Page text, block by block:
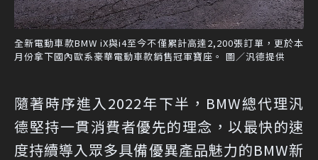
全新電動車款BMW iX與i4至今不僅累計高達2,200張訂單，更於本
月份拿下國內歐系豪華電動車款銷售冠軍寶座。 圖／汎德提供
隨著時序進入2022年下半，BMW總代理汎
德堅持一貫消費者優先的理念，以最快的速
度持續導入眾多具備優異產品魅力的BMW新